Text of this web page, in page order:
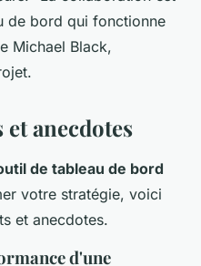
de bord qui fonctionne
Michael Black,
anecdotes
de tableau de bord
votre stratégie, voici
et anecdotes.
d'une